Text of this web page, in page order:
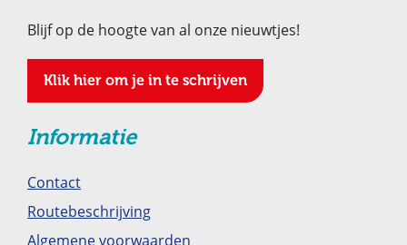
Blijf op de hoogte van al onze nieuwtjes!
Klik hier om je in te schrijven
Informatie
Contact
Routebeschrijving
Algemene voorwaarden